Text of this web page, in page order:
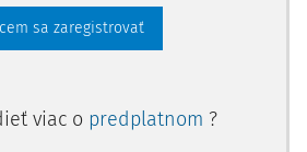
sa zaregistrovať
viac o predplatnom ?